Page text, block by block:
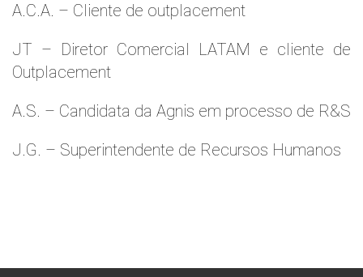
A.C.A. – Cliente de outplacement
JT – Diretor Comercial LATAM e cliente de
Outplacement
A.S. – Candidata da Agnis em processo de R&S
J.G. – Superintendente de Recursos Humanos